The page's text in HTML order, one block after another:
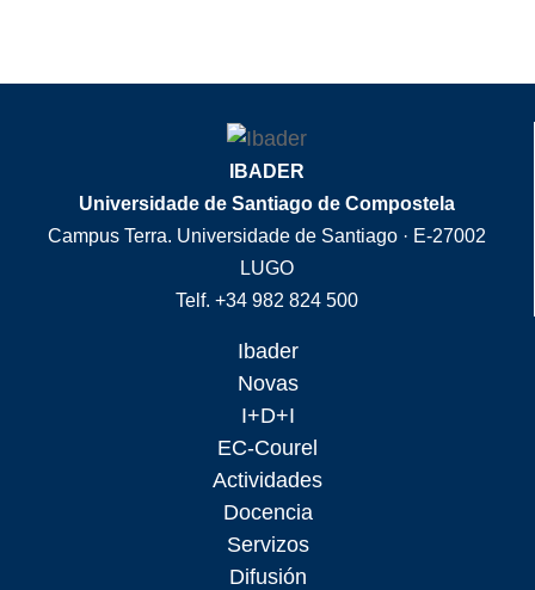
IBADER
Universidade de Santiago de Compostela
Campus Terra. Universidade de Santiago · E-27002
LUGO
Telf. +34 982 824 500
Ibader
Novas
I+D+I
EC-Courel
Actividades
Docencia
Servizos
Difusión